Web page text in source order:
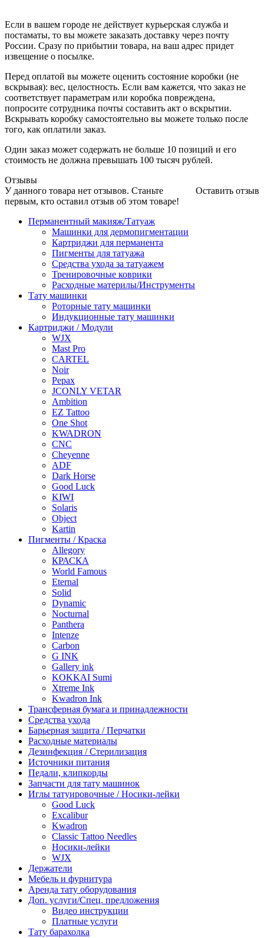
Если в вашем городе не действует курьерская служба и
постаматы, то вы можете заказать доставку через почту
России. Сразу по прибытии товара, на ваш адрес придет
извещение о посылке.
Перед оплатой вы можете оценить состояние коробки (не
вскрывая): вес, целостность. Если вам кажется, что заказ не
соответствует параметрам или коробка повреждена,
попросите сотрудника почты составить акт о вскрытии.
Вскрывать коробку самостоятельно вы можете только после
того, как оплатили заказ.
Один заказ может содержать не больше 10 позиций и его
стоимость не должна превышать 100 тысяч рублей.
Отзывы
Оставить отзыв
У данного товара нет отзывов. Станьте
первым, кто оставил отзыв об этом товаре!
Перманентный макияж/Татуаж
Машинки для дермопигментации
Картриджи для перманента
Пигменты для татуажа
Средства ухода за татуажем
Тренировочные коврики
Расходные материлы/Инструменты
Тату машинки
Роторные тату машинки
Индукционные тату машинки
Картриджи / Модули
WJX
Mast Pro
CARTEL
Noir
Pepax
JCONLY VETAR
Ambition
EZ Tattoo
One Shot
KWADRON
CNC
Cheyenne
ADF
Dark Horse
Good Luck
KIWI
Solaris
Object
Kartin
Пигменты / Краска
Allegory
КРАСКА
World Famous
Eternal
Solid
Dynamic
Nocturnal
Panthera
Intenze
Carbon
G INK
Gallery ink
KOKKAI Sumi
Xtreme Ink
Kwadron Ink
Трансферная бумага и принадлежности
Средства ухода
Барьерная защита / Перчатки
Расходные материалы
Дезинфекция / Стерилизация
Источники питания
Педали, клипкорды
Запчасти для тату машинок
Иглы татуировочные / Носики-лейки
Good Luck
Excalibur
Kwadron
Classic Tattoo Needles
Носики-лейки
WJX
Держатели
Мебель и фурнитура
Аренда тату оборудования
Доп. услуги/Спец. предложения
Видео инструкции
Платные услуги
Тату барахолка